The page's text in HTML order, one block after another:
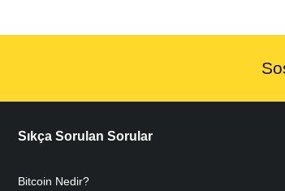
Sıkça Sorulan Sorular
Bitcoin Nedir?